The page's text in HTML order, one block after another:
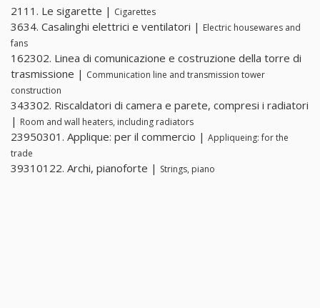
2111. Le sigarette | Cigarettes
3634. Casalinghi elettrici e ventilatori | Electric housewares and
fans
162302. Linea di comunicazione e costruzione della torre di
trasmissione | Communication line and transmission tower
construction
343302. Riscaldatori di camera e parete, compresi i radiatori
| Room and wall heaters, including radiators
23950301. Applique: per il commercio | Appliqueing: for the
trade
39310122. Archi, pianoforte | Strings, piano